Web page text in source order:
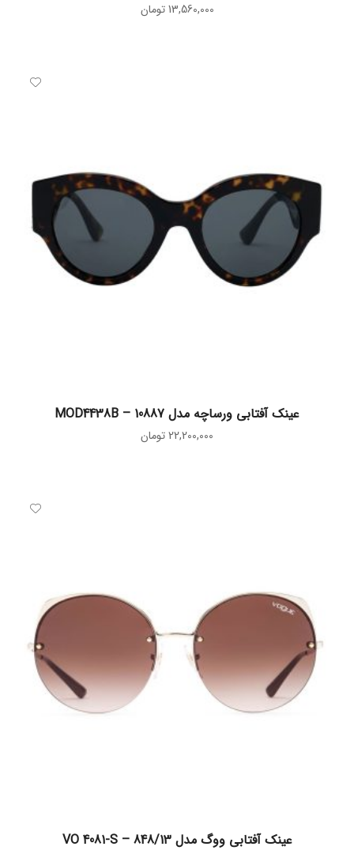
13,560,000 تومان
افزودن به سبد خرید
عینک آفتابی ورساچه مدل MOD4438B – 10887
22,200,000تومان
افزودن به سبد خرید
عینک آفتابی ووگ مدل VO 4081-S – 848/13